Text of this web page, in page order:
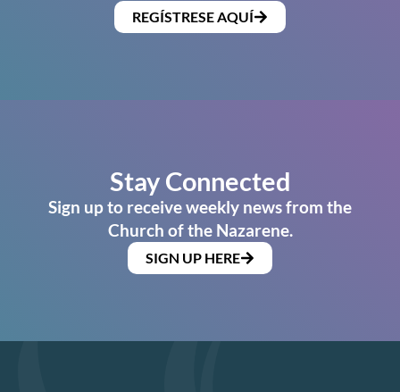
REGÍSTRESE AQUÍ
Stay Connected
Sign up to receive weekly news from the
Church of the Nazarene.
SIGN UP HERE